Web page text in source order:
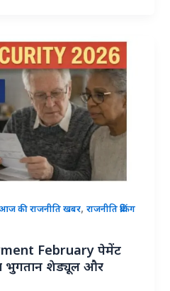
की राजनीति खबर,राजनीति ब्रेकिंग
February पेमेंट
भुगतान शेड्यूल और